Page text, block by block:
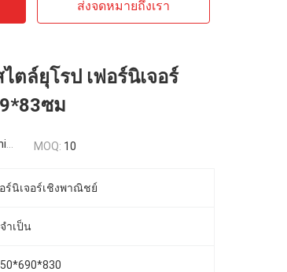
ส่งจดหมายถึงเรา
ตล์ยุโรป เฟอร์นิเจอร์
ซม
MOQ: 10
ร์นิเจอร์เชิงพาณิชย์
ำเป็น